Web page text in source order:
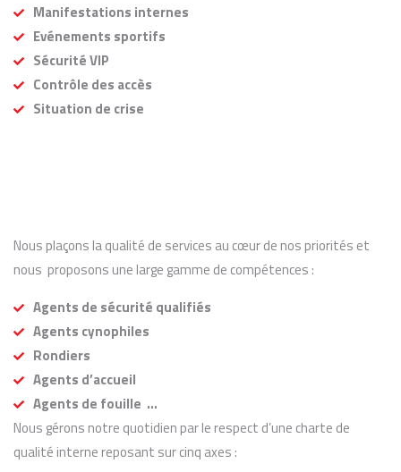
Manifestations internes
Evénements sportifs
Sécurité VIP
Contrôle des accès
Situation de crise
Nous plaçons la qualité de services au cœur de nos priorités et
nous proposons une large gamme de compétences :
Agents de sécurité qualifiés
Agents cynophiles
Rondiers
Agents d’accueil
Agents de fouille …
Nous gérons notre quotidien par le respect d’une charte de
qualité interne reposant sur cinq axes :